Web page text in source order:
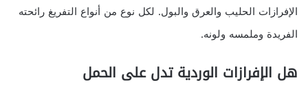
الإفرازات الحليب والعرق والبول. لكل نوع من أنواع التفريغ رائحته
الفريدة وملمسه ولونه.
هل الإفرازات الوردية تدل على الحمل